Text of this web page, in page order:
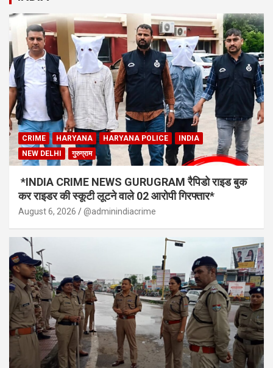
CRIME HARYANA HARYANA POLICE
INDIA
NEW DELHI
गुरुग्राम
*INDIA CRIME NEWS GURUGRAM रैपिडो राइड बुक
कर राइडर की स्कूटी लूटने वाले 02 आरोपी गिरफ्तार*
August 6, 2026 @adminindiacrime